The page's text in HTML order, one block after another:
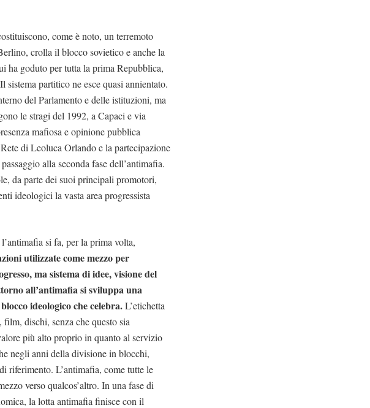
come è noto, un terremoto
crolla il blocco sovietico e anche la
ha goduto per tutta la prima Repubblica,
partitico ne esce quasi annientato.
del Parlamento e delle istituzioni, ma
le stragi del 1992, a Capaci e via
mafiosa e opinione pubblica
di Leoluca Orlando e la partecipazione
alla seconda fase dell’antimafia.
da parte dei suoi principali promotori,
ideologici la vasta area progressista
si fa, per la prima volta,
utilizzate come mezzo per
ma sistema di idee, visione del
all’antimafia si sviluppa una
ideologico che celebra.L’etichetta
dischi, senza che questo sia
più alto proprio in quanto al servizio
negli anni della divisione in blocchi,
riferimento. L’antimafia, come tutte le
verso qualcos’altro. In una fase di
la lotta antimafia finisce con il